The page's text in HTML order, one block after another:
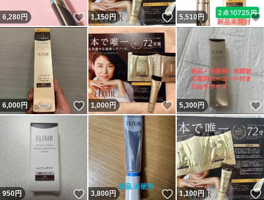
6,280円 いいね！
1,150円 いいね！
5,510円
6,000円 いいね！
1,000円 いいね！
5,300円
950円 いいね！
3,800円 いいね！
1,100円